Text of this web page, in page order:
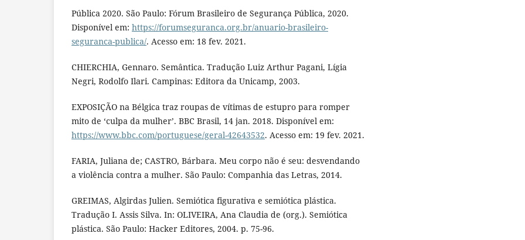
Pública 2020. São Paulo: Fórum Brasileiro de Segurança Pública, 2020.
Disponível em: https://forumseguranca.org.br/anuario-brasileiro-
seguranca-publica/. Acesso em: 18 fev. 2021.
CHIERCHIA, Gennaro. Semântica. Tradução Luiz Arthur Pagani, Lígia
Negri, Rodolfo Ilari. Campinas: Editora da Unicamp, 2003.
EXPOSIÇÃO na Bélgica traz roupas de vítimas de estupro para romper
mito de ‘culpa da mulher’. BBC Brasil, 14 jan. 2018. Disponível em:
https://www.bbc.com/portuguese/geral-42643532. Acesso em: 19 fev. 2021.
FARIA, Juliana de; CASTRO, Bárbara. Meu corpo não é seu: desvendando
a violência contra a mulher. São Paulo: Companhia das Letras, 2014.
GREIMAS, Algirdas Julien. Semiótica figurativa e semiótica plástica.
Tradução I. Assis Silva. In: OLIVEIRA, Ana Claudia de (org.). Semiótica
plástica. São Paulo: Hacker Editores, 2004. p. 75-96.